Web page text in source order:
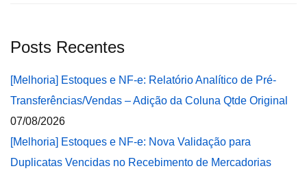
Posts Recentes
[Melhoria] Estoques e NF-e: Relatório Analítico de Pré-
Transferências/Vendas – Adição da Coluna Qtde Original
07/08/2026
[Melhoria] Estoques e NF-e: Nova Validação para
Duplicatas Vencidas no Recebimento de Mercadorias